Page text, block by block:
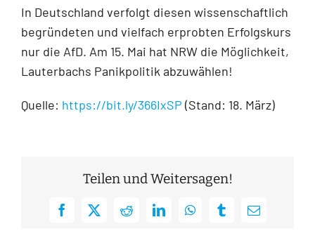
In Deutschland verfolgt diesen wissenschaftlich
begründeten und vielfach erprobten Erfolgskurs
nur die AfD. Am 15. Mai hat NRW die Möglichkeit,
Lauterbachs Panikpolitik abzuwählen!
Quelle: https://bit.ly/366IxSP (Stand: 18. März)
Teilen und Weitersagen!
Facebook
X RedditLinkedInWhatsAppTumblrE-